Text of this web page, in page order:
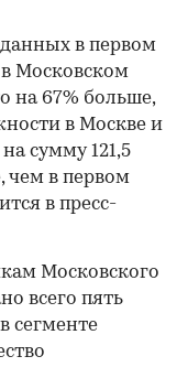
в первом
Московском
на 67% больше,
в Москве и
сумму 121,5
чем в первом
в пресс-
Московского
всего пять
сегменте